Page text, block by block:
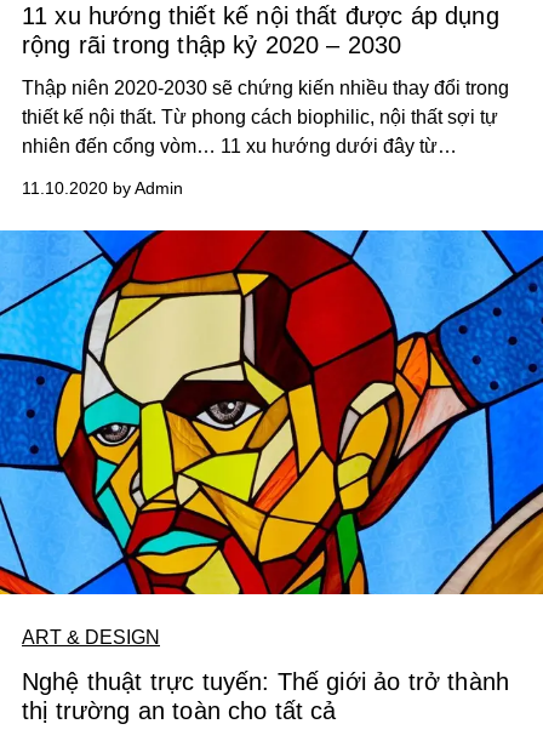
11 xu hướng thiết kế nội thất được áp dụng
rộng rãi trong thập kỷ 2020 – 2030
Thập niên 2020-2030 sẽ chứng kiến nhiều thay đổi trong
thiết kế nội thất. Từ phong cách biophilic, nội thất sợi tự
nhiên đến cổng vòm… 11 xu hướng dưới đây từ
11.10.2020 by Admin
ART & DESIGN
Nghệ thuật trực tuyến: Thế giới ảo trở thành
thị trường an toàn cho tất cả